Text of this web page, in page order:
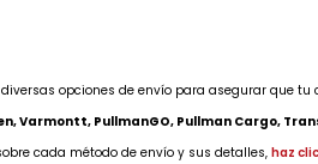
diversas opciones de envío para asegurar que
Varmontt, PullmanGO, Pullman Cargo,
cada método de envío y sus detalles, haz